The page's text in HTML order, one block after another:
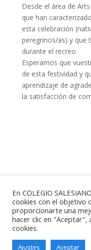
Desde el área de
que han
esta celebración
peregrinos/as) y que
durante el recreo.
Esperamos que
de esta festividad y
aprendizaje de
la satisfacción de
En COLEGIO
cookies con el objetivo
proporcionarte una
hacer clic en "Aceptar",
cookies.
Ajustes Aceptar